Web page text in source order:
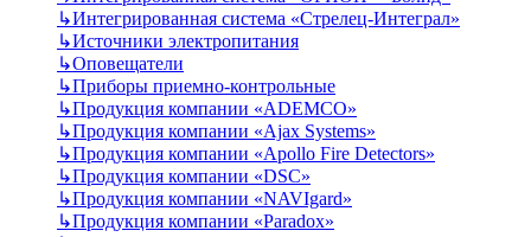
↳Интегрированная система «Стрелец-Интеграл»
↳Источники электропитания
↳Оповещатели
↳Приборы приемно-контрольные
↳Продукция компании «ADEMCO»
↳Продукция компании «Ajax Systems»
↳Продукция компании «Apollo Fire Detectors»
↳Продукция компании «DSC»
↳Продукция компании «NAVIgard»
↳Продукция компании «Paradox»